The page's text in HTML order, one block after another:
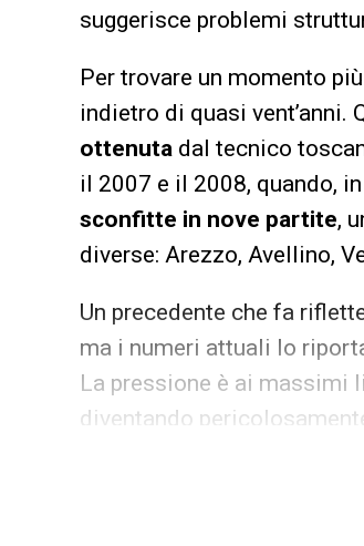
suggerisce problemi
Per trovare un momento
indietro di quasi vent’anni.
ottenuta dal tecnico
il 2007 e il 2008, quando,
sconfitte in nove partite,
diverse: Arezzo, Avellino,
Un precedente che fa
ma i numeri attuali lo
La pressione è ai massimi
diventando